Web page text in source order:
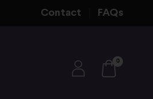
Contact FAQs
0